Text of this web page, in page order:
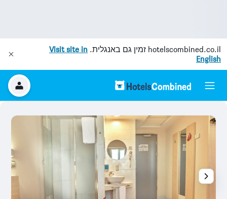
hotelscombined.co.il זמין גם באנגלית. Visit site in
English